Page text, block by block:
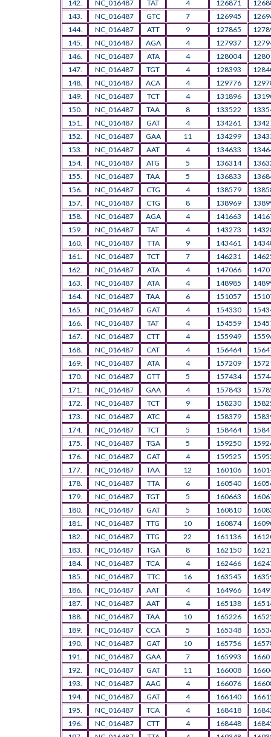
142. NC_016487 TAT 4 126871
143.
NC_016487 GTC 7 126945
144.
NC_016487 ATT 9 127865
145.
NC_016487 AGA 4 127937
146.
NC_016487 ATA 4 128004
147.
NC_016487 TGT 4 128393
148.
NC_016487 ACA 4 129776
149.
NC_016487 TCT 4 131896
150.
NC_016487 TAA 8 133522
151.
NC_016487 GAT 4 134261
152.
NC_016487 GAA 11 134299
153.
NC_016487 AAT 4 134633
154.
NC_016487 ATG 5 136314
155.
NC_016487 TAA 5 136833
156.
NC_016487 CTG 4 138579
157.
NC_016487 CTG 8 138969
158.
NC_016487 AGA 4 141663
159.
NC_016487 TAT 4 143273
160.
NC_016487 TTA 9 143461
161.
NC_016487 TCT 7 146231
162.
NC_016487 ATA 4 147066
163.
NC_016487 ATA 4 148985
164.
NC_016487 TAA 6 151057
165.
NC_016487 GAT 4 154330
166.
NC_016487 TAT 4 154559
167.
NC_016487 CTT 4 155949
168.
NC_016487 CAT 4 156464
169.
NC_016487 ATA 4 157209
170.
NC_016487 GTT 5 157434
171.
NC_016487 GAA 4 157843
172.
NC_016487 TCT 9 158230
173.
NC_016487 ATC 4 158379
174.
NC_016487 TCT 5 158464
175.
NC_016487 TGA 5 159250
176.
NC_016487 GAT 4 159525
177.
NC_016487 TAA 12 160106
178.
NC_016487 TTA 6 160540
179.
NC_016487 TGT 5 160663
180.
NC_016487 GAT 5 160810
181.
NC_016487 TTG 10 160874
182.
NC_016487 TTG 22 161136
183.
NC_016487 TGA 8 162150
184.
NC_016487 TCA 4 162466
185.
NC_016487 TTC 16 163545
186.
NC_016487 AAT 4 164966
187.
NC_016487 AAT 4 165138
188.
NC_016487 TAA 10 165226
189.
NC_016487 CCA 5 165348
190.
NC_016487 GAT 10 165756
191.
NC_016487 GAA 7 165993
192.
NC_016487 GAT 11 166008
193.
NC_016487 AAG 4 166076
194.
NC_016487 GAT 4 166140
195.
NC_016487 TCA 4 168418
196.
NC_016487 CTT 4 168448